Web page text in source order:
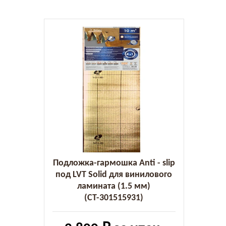
Подложка-гармошка Anti - slip
под LVT Solid для винилового
ламината (1.5 мм)
(СТ-301515931)